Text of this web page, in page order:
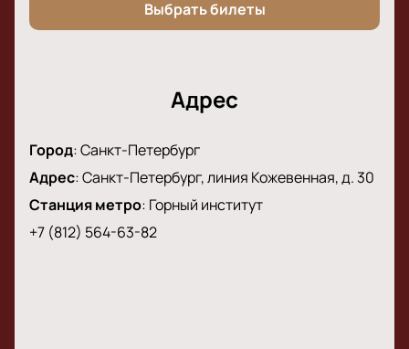
Выбрать билеты
Адрес
Город:Санкт-Петербург
Адрес:Санкт-Петербург, линия Кожевенная, д. 30
Станция метро: Горный институт
+7 (812) 564-63-82